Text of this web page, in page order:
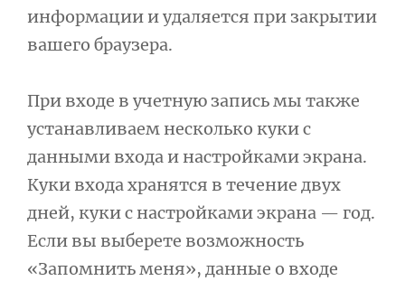
информации и удаляется при закрытии
вашего браузера.
При входе в учетную запись мы также
устанавливаем несколько куки с
данными входа и настройками экрана.
Куки входа хранятся в течение двух
дней, куки с настройками экрана — год.
Если вы выберете возможность
«Запомнить меня», данные о входе